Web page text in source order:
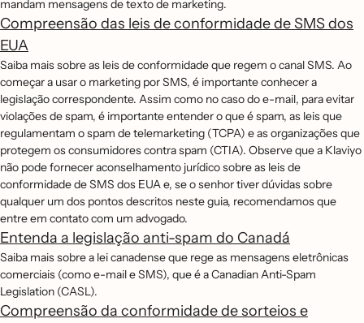
mandam mensagens de texto de marketing.
Compreensão das leis de conformidade de SMS dos
EUA
Saiba mais sobre as leis de conformidade que regem o canal SMS. Ao
começar a usar o marketing por SMS, é importante conhecer a
legislação correspondente. Assim como no caso do e-mail, para evitar
violações de spam, é importante entender o que é spam, as leis que
regulamentam o spam de telemarketing (TCPA) e as organizações que
protegem os consumidores contra spam (CTIA). Observe que a Klaviyo
não pode fornecer aconselhamento jurídico sobre as leis de
conformidade de SMS dos EUA e, se o senhor tiver dúvidas sobre
qualquer um dos pontos descritos neste guia, recomendamos que
entre em contato com um advogado.
Entenda a legislação anti-spam do Canadá
Saiba mais sobre a lei canadense que rege as mensagens eletrônicas
comerciais (como e-mail e SMS), que é a Canadian Anti-Spam
Legislation (CASL).
Compreensão da conformidade de sorteios e